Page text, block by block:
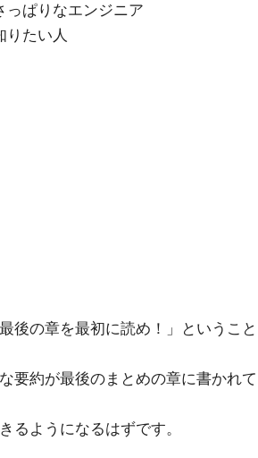
っぱりなエンジニア
りたい人
後の章を最初に読め！」ということ
要約が最後のまとめの章に書かれて
るようになるはずです。